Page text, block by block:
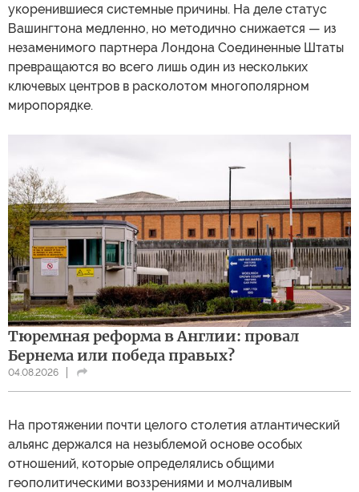
укоренившиеся системные причины. На деле статус
Вашингтона медленно, но методично снижается — из
незаменимого партнера Лондона Соединенные Штаты
превращаются во всего лишь один из нескольких
ключевых центров в расколотом многополярном
миропорядке.
Тюремная реформа в Англии: провал
Бернема или победа правых?
04.08.2026
На протяжении почти целого столетия атлантический
альянс держался на незыблемой основе особых
отношений, которые определялись общими
геополитическими воззрениями и молчаливым